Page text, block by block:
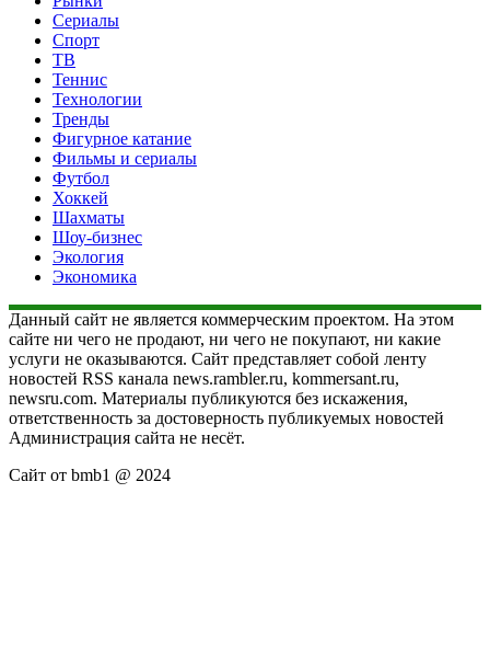
Сериалы
Спорт
ТВ
Теннис
Технологии
Тренды
Фигурное катание
Фильмы и сериалы
Футбол
Хоккей
Шахматы
Шоу-бизнес
Экология
Экономика
Данный сайт не является коммерческим проектом. На этом
сайте ни чего не продают, ни чего не покупают, ни какие
услуги не оказываются. Сайт представляет собой ленту
новостей RSS канала news.rambler.ru, kommersant.ru,
newsru.com. Материалы публикуются без искажения,
ответственность за достоверность публикуемых новостей
Администрация сайта не несёт.
Сайт от bmb1 @ 2024